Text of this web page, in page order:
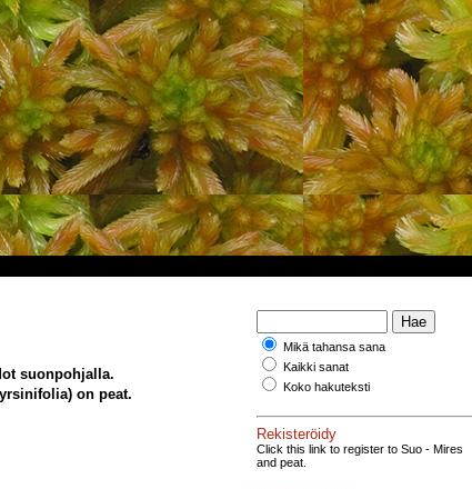
suonpohjalla.
on peat.
Mikä tahansa sana
Kaikki sanat
Koko hakuteksti
Rekisteröidy
Click this link to register to Suo - Mires
and peat.